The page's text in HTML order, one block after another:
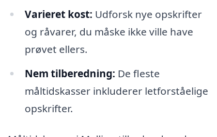
Varieret kost: Udforsk nye opskrifter
og råvarer, du måske ikke ville have
prøvet ellers.
Nem tilberedning: De fleste
måltidskasser inkluderer letforståelige
opskrifter.